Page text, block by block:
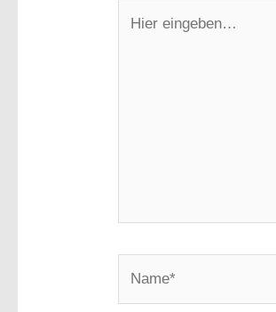
eingeben…